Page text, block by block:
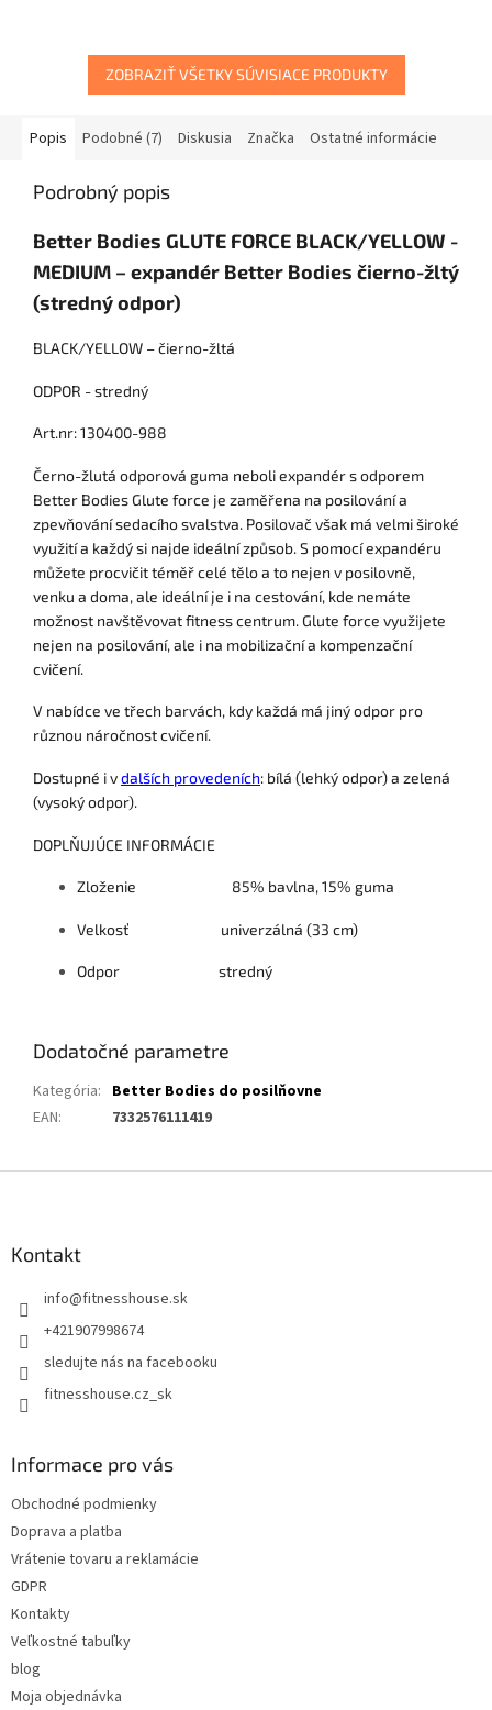
ZOBRAZIŤ VŠETKY SÚVISIACE PRODUKTY
Popis Podobné (7) Diskusia Značka Ostatné informácie
Podrobný popis
Better Bodies GLUTE FORCE BLACK/YELLOW -
MEDIUM – expandér Better Bodies čierno-žltý
(stredný odpor)
BLACK/YELLOW – čierno-žltá
ODPOR - stredný
Art.nr: 130400-988
Černo-žlutá odporová guma neboli expandér s odporem
Better Bodies Glute force je zaměřena na posilování a
zpevňování sedacího svalstva. Posilovač však má velmi široké
využití a každý si najde ideální způsob. S pomocí expandéru
můžete procvičit téměř celé tělo a to nejen v posilovně,
venku a doma, ale ideální je i na cestování, kde nemáte
možnost navštěvovat fitness centrum. Glute force využijete
nejen na posilování, ale i na mobilizační a kompenzační
cvičení.
V nabídce ve třech barvách, kdy každá má jiný odpor pro
různou náročnost cvičení.
Dostupné i vdalších provedeních: bílá (lehký odpor) a zelená
(vysoký odpor).
DOPLŇUJÚCE INFORMÁCIE
Zloženie 85% bavlna, 15% guma
Velkosť univerzálná (33 cm)
Odpor stredný
Dodatočné parametre
Kategória: Better Bodies do posilňovne
EAN: 7332576111419
Kontakt
info@fitnesshouse.sk
+421907998674
sledujte nás na facebooku
fitnesshouse.cz_sk
Informace pro vás
Obchodné podmienky
Doprava a platba
Vrátenie tovaru a reklamácie
GDPR
Kontakty
Veľkostné tabuľky
blog
Moja objednávka